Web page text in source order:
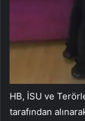
HB, İSU ve
tarafından